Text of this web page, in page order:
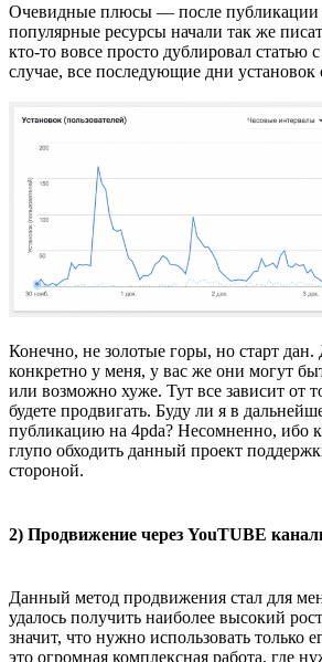
Очевидные плюсы — после публикации
популярные ресурсы начали так же
кто-то вовсе просто дублировал статью
случае, все последующие дни установок
Конечно, не золотые горы, но старт
конкретно у меня, у вас же они могут
или возможно хуже. Тут все зависит от
будете продвигать. Буду ли я в
публикацию на 4pda? Несомненно, ибо
глупо обходить данный проект
стороной.
2) Продвижение через YouTUBE
Данный метод продвижения стал для
удалось получить наиболее высокий
значит, что нужно использовать
это огромная комплексная работа, где